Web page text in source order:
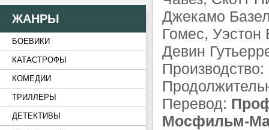
ЖАНРЫ
БОЕВИКИ
КАТАСТРОФЫ
КОМЕДИИ
ТРИЛЛЕРЫ
ДЕТЕКТИВЫ
Джекамо
Гомес,
Девин
Перевод:
Мосфильм-